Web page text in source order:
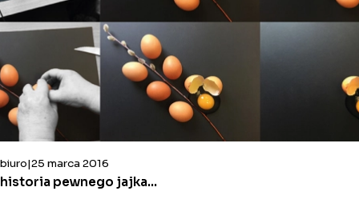
biuro 25 marca 2016
historia pewnego jajka…